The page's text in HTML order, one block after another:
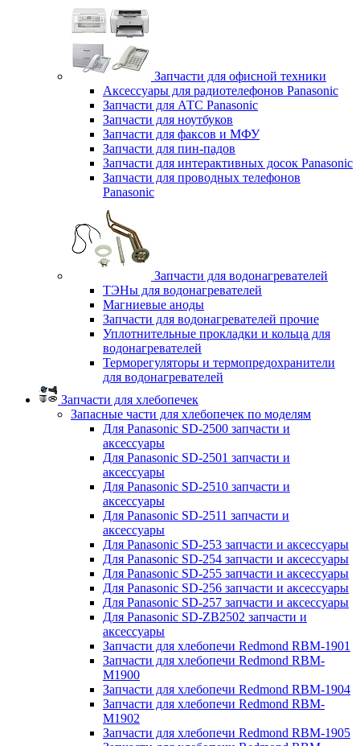
Запчасти для офисной техники
Аксессуары для радиотелефонов Panasonic
Запчасти для АТС Panasonic
Запчасти для ноутбуков
Запчасти для факсов и МФУ
Запчасти для пин-падов
Запчасти для интерактивных досок Panasonic
Запчасти для проводных телефонов
Panasonic
Запчасти для водонагревателей
ТЭНы для водонагревателей
Магниевые аноды
Запчасти для водонагревателей прочие
Уплотнительные прокладки и кольца для
водонагревателей
Терморегуляторы и термопредохранители
для водонагревателей
Запчасти для хлебопечек
Запасные части для хлебопечек по моделям
Для Panasonic SD-2500 запчасти и
аксессуары
Для Panasonic SD-2501 запчасти и
аксессуары
Для Panasonic SD-2510 запчасти и
аксессуары
Для Panasonic SD-2511 запчасти и
аксессуары
Для Panasonic SD-253 запчасти и аксессуары
Для Panasonic SD-254 запчасти и аксессуары
Для Panasonic SD-255 запчасти и аксессуары
Для Panasonic SD-256 запчасти и аксессуары
Для Panasonic SD-257 запчасти и аксессуары
Для Panasonic SD-ZB2502 запчасти и
аксессуары
Запчасти для хлебопечи Redmond RBM-1901
Запчасти для хлебопечи Redmond RBM-
M1900
Запчасти для хлебопечи Redmond RBM-1904
Запчасти для хлебопечи Redmond RBM-
M1902
Запчасти для хлебопечи Redmond RBM-1905